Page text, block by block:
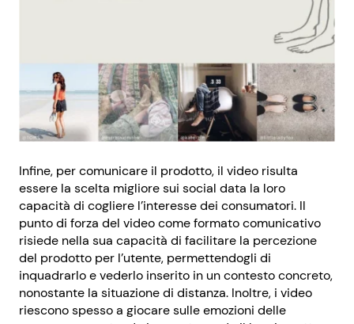
Infine, per comunicare il prodotto, il video risulta
essere la scelta migliore sui social data la loro
capacità di cogliere l’interesse dei consumatori. Il
punto di forza del video come formato comunicativo
risiede nella sua capacità di facilitare la percezione
del prodotto per l’utente, permettendogli di
inquadrarlo e vederlo inserito in un contesto concreto,
nonostante la situazione di distanza. Inoltre, i video
riescono spesso a giocare sulle emozioni delle